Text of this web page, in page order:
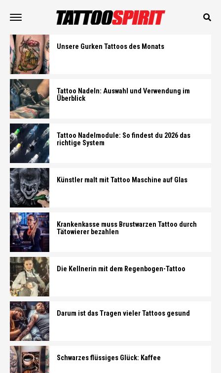
Unsere Gurken Tattoos des Monats
Tattoo Nadeln: Auswahl und Verwendung im
Überblick
Tattoo Nadelmodule: So findest du 2026 das
richtige System
Künstler malt mit Tattoo Maschine auf Glas
Krankenkasse muss Brustwarzen Tattoo durch
Tätowierer bezahlen
Die Kellnerin mit dem Regenbogen-Tattoo
Darum ist das Tragen vieler Tattoos gesund
Schwarzes flüssiges Glück: Kaffee